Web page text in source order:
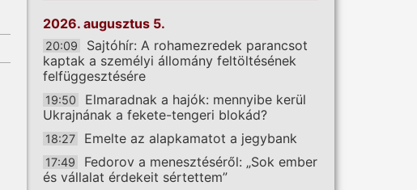
2026. augusztus 5.
20:09
Sajtóhír: A rohamezredek parancsot
kaptak a személyi állomány feltöltésének
felfüggesztésére
19:50
Elmaradnak a hajók: mennyibe kerül
Ukrajnának a fekete-tengeri blokád?
18:27 Emelte az alapkamatot a jegybank
17:49
Fedorov a menesztéséről: „Sok ember
és vállalat érdekeit sértettem”